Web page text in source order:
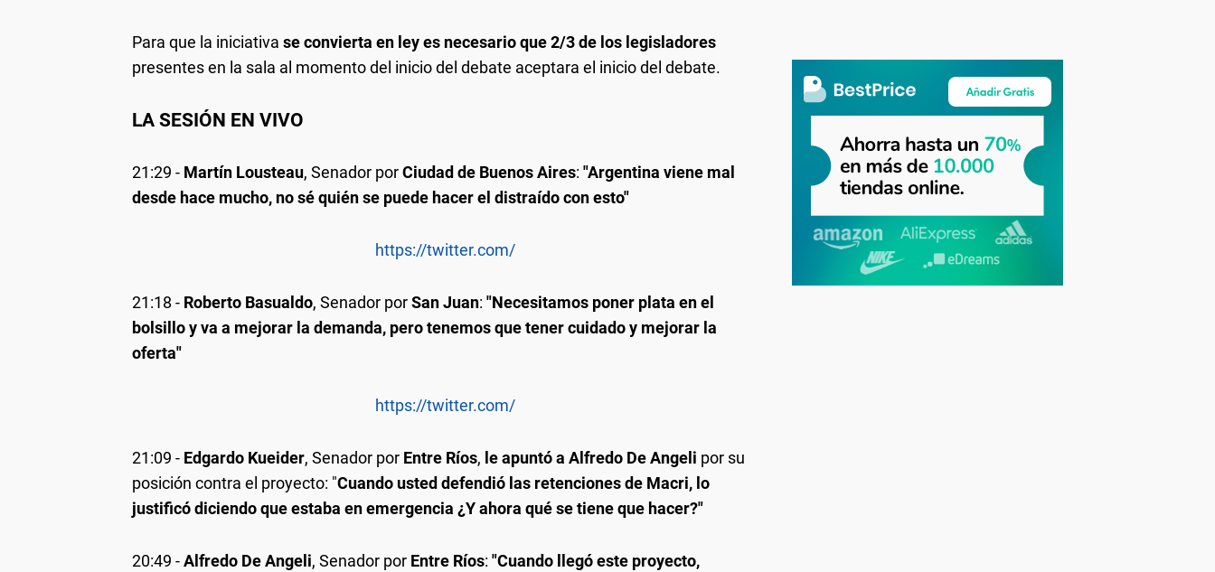
Para que la iniciativa se convierta en ley es necesario que 2/3 de los legisladores
presentes en la sala al momento del inicio del debate aceptara el inicio del debate.
LA SESIÓN EN VIVO
21:29 - Martín Lousteau, Senador porCiudad de Buenos Aires: "Argentina viene mal
desde hace mucho, no sé quién se puede hacer el distraído con esto"
https://twitter.com/
21:18 - Roberto Basualdo, Senador porSan Juan: "Necesitamos poner plata en el
bolsillo y va a mejorar la demanda, pero tenemos que tener cuidado y mejorar la
oferta"
https://twitter.com/
21:09 - Edgardo Kueider, Senador por Entre Ríos, le apuntó a Alfredo De Angeli por su
posición contra el proyecto: "Cuando usted defendió las retenciones de Macri, lo
justificó diciendo que estaba en emergencia ¿Y ahora qué se tiene que hacer?"
20:49 -Alfredo De Angeli, Senador por Entre Ríos: "Cuando llegó este proyecto,